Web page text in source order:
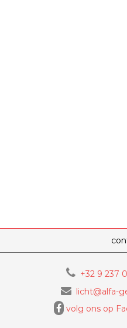
+32 9 237
licht@alfa-
volg ons op